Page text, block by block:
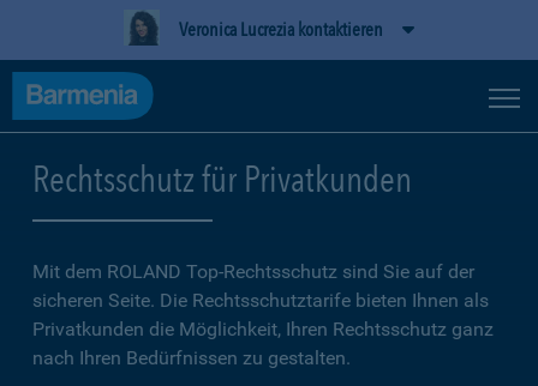
Veronica Lucrezia kontaktieren
Rechtsschutz für Privatkunden
Mit dem ROLAND Top-Rechtsschutz sind Sie auf der
sicheren Seite. Die Rechtsschutztarife bieten Ihnen als
Privatkunden die Möglichkeit, Ihren Rechtsschutz ganz
nach Ihren Bedürfnissen zu gestalten.